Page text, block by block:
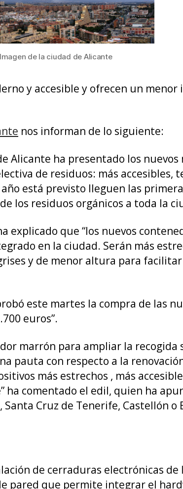
Imagen de la ciudad de Alicante
y accesible y ofrecen un
nos informan de lo siguiente:
Alicante ha presentado los
de residuos: más accesibles,
está previsto lleguen las
los residuos orgánicos a toda la
explicado que “los nuevos
en la ciudad. Serán más
y de menor altura para
este martes la compra de las
euros”.
marrón para ampliar la
pauta con respecto a la
más estrechos , más
ha comentado el edil, quien ha
Cruz de Tenerife, Castellón o
de cerraduras electrónicas
pared que permite integrar el